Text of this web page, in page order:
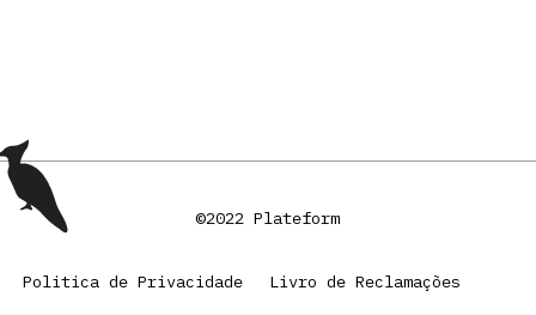
©2022 Plateform
Politica de Privacidade Livro de Reclamações